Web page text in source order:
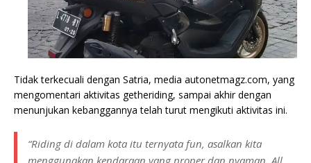
Tidak terkecuali dengan Satria, media autonetmagz.com, yang
mengomentari aktivitas getheriding, sampai akhir dengan
menunjukan kebanggannya telah turut mengikuti aktivitas ini.
“Riding di dalam kota itu ternyata fun, asalkan kita